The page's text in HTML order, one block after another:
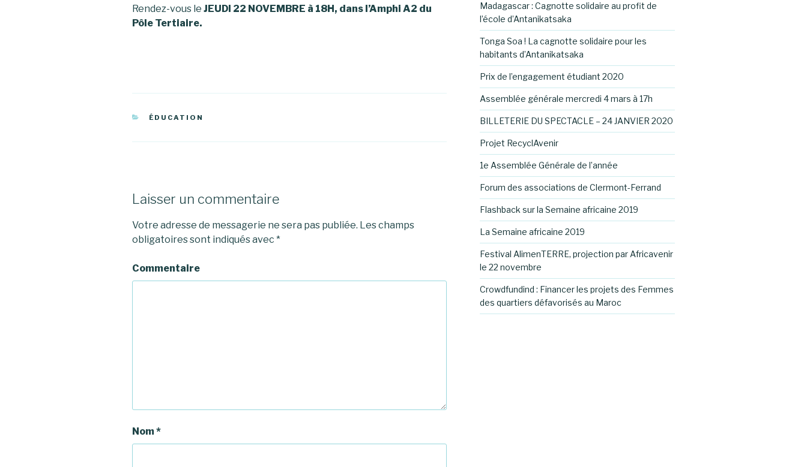
Rendez-vous le JEUDI 22 NOVEMBRE à 18H, dans l’Amphi A2 du
Pôle Tertiaire.
CATÉGORIES
ÉDUCATION
Laisser un commentaire
Votre adresse de messagerie ne sera pas publiée. Les champs
obligatoires sont indiqués avec *
Commentaire
Nom*
Madagascar : Cagnotte solidaire au profit de
l’école d’Antanikatsaka
Tonga Soa ! La cagnotte solidaire pour les
habitants d’Antanikatsaka
Prix de l’engagement étudiant 2020
Assemblée générale mercredi 4 mars à 17h
BILLETERIE DU SPECTACLE – 24 JANVIER 2020
Projet RecyclAvenir
1e Assemblée Générale de l’année
Forum des associations de Clermont-Ferrand
Flashback sur la Semaine africaine 2019
La Semaine africaine 2019
Festival AlimenTERRE, projection par Africavenir
le 22 novembre
Crowdfundind : Financer les projets des Femmes
des quartiers défavorisés au Maroc